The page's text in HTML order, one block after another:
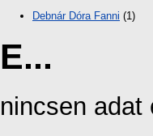
Debnár Dóra Fanni (1)
E...
nincsen adat